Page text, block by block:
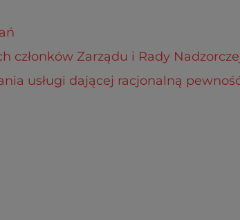
Zarządu i Rady
usługi dającej racjonalną